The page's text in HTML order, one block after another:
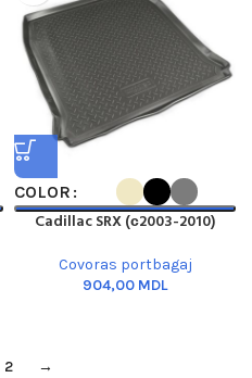
COLOR
Cadillac SRX (с2003-2010)
Covoras portbagaj
MDL
2 →